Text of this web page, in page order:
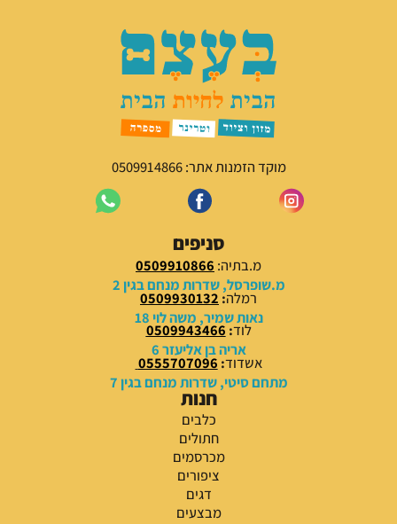
מוקד הזמנות אתר: 0509914866
סניפים
מ.בתיה: 0509910866
מ.שופרסל, שדרות מנחם בגין 2
רמלה:
0509930132
נאות שמיר, משה לוי 18
לוד:
0509943466
אריה בן אליעזר 6
אשדוד:
0555707096
מתחם סיטי, שדרות מנחם בגין 7
חנות
כלבים
חתולים
מכרסמים
ציפורים
דגים
מבצעים